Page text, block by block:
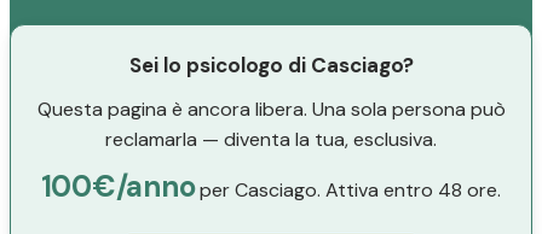
Sei lo psicologo di Casciago?
Questa pagina è ancora libera. Una sola persona può
reclamarla — diventa la tua, esclusiva.
100€/annoper Casciago. Attiva entro 48 ore.